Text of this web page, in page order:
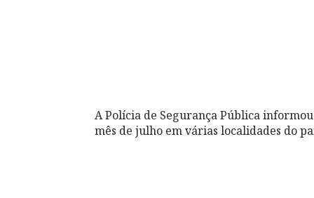
A Polícia de Segurança Pública
mês de julho em várias localidades do